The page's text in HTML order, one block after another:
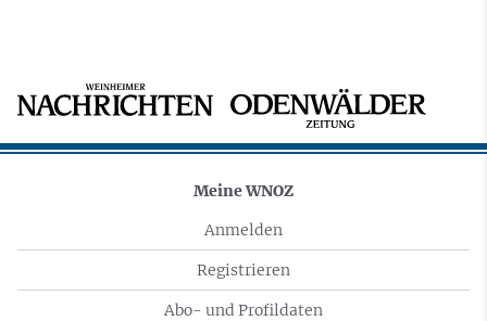
Meine WNOZ
Anmelden
Registrieren
Abo- und Profildaten